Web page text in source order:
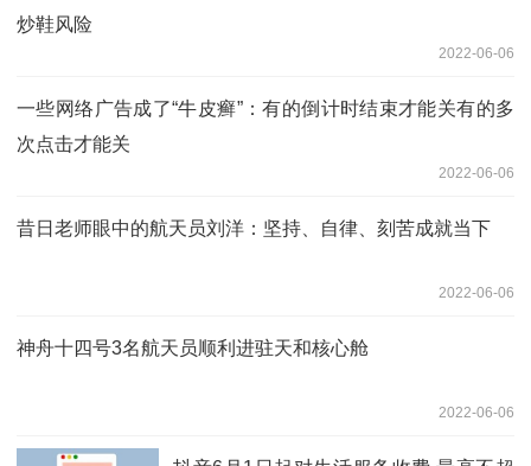
炒鞋风险
2022-06-06
一些网络广告成了“牛皮癣”：有的倒计时结束才能关有的多
次点击才能关
2022-06-06
昔日老师眼中的航天员刘洋：坚持、自律、刻苦成就当下
2022-06-06
神舟十四号3名航天员顺利进驻天和核心舱
2022-06-06